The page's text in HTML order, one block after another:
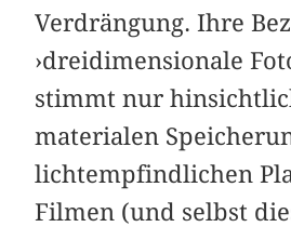
Verdrängung. Ihre
›dreidimensionale
stimmt nur
materialen
lichtempfindlichen
Filmen (und selbst